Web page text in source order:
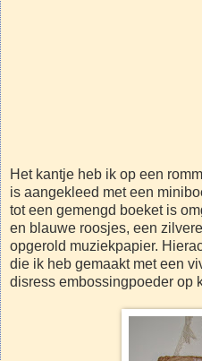
Het kantje heb ik op een
is aangekleed met een
tot een gemengd boeket is
en blauwe roosjes, een
opgerold muziekpapier.
die ik heb gemaakt met een
disress embossingpoeder op